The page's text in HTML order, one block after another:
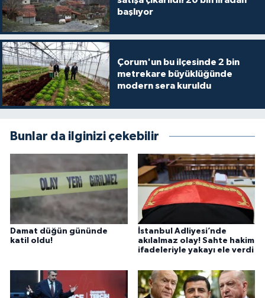
başlıyor
Çorum'un bu ilçesinde 2 bin
metrekare büyüklüğünde
modern sera kuruldu
Bunlar da ilginizi çekebilir
Damat düğün gününde
katil oldu!
İstanbul Adliyesi’nde
akılalmaz olay! Sahte hakim
ifadeleriyle yakayı ele verdi